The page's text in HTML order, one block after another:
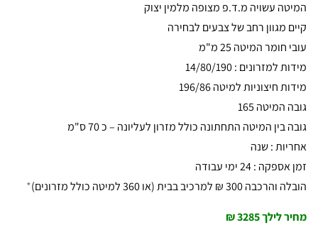
המיטה עשויה מ.ד.פ מצופה מלמין יצוק
קיים מגוון רחב של צבעים לבחירה
עובי חומר המיטה 25 מ"מ
מידות למזרונים : 14/80/190
מידות חיצוניות למיטה 196/86
גובה המיטה 165
גובה בין המיטה התחתונה כולל מזרון לעליונה – כ 70 ס"מ
אחריות : שנה
זמן אספקה : 24 ימי עבודה
הובלה והרכבה 300 ₪ למרכיב בבית (או 360 למיטה כולל מזרונים)
*
מחיר לילך 3285 ₪